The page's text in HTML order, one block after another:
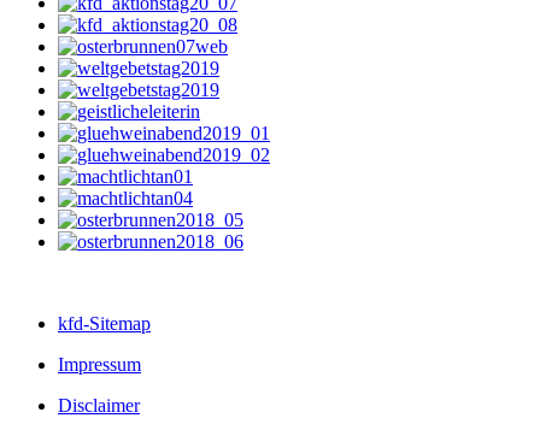
kfd-Sitemap
Impressum
Disclaimer